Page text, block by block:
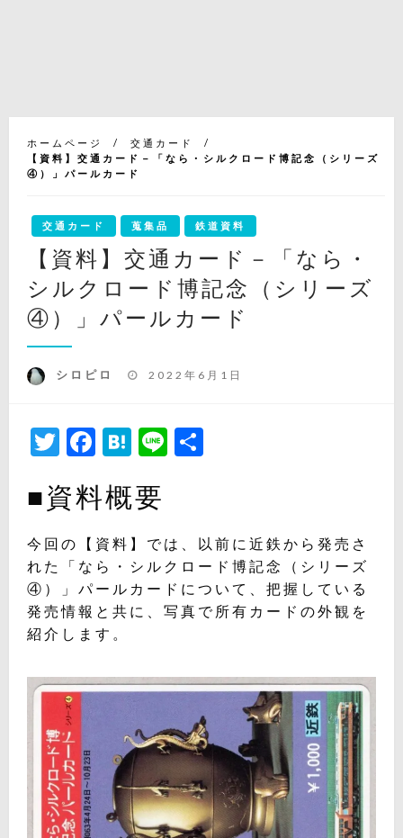
ホームページ
交通カード
【資料】交通カード－「なら・シルクロード博記念（シリーズ
④）」パールカード
交通カード 蒐集品 鉄道資料
【資料】交通カード－「なら・
シルクロード博記念（シリーズ
④）」パールカード
シロピロ
投
2022年6月1日
Twitter
Facebook
Hatena
Line
■資料概要
今回の【資料】では、以前に近鉄から発売さ
れた「なら・シルクロード博記念（シリーズ
④）」パールカードについて、把握している
発売情報と共に、写真で所有カードの外観を
紹介します。